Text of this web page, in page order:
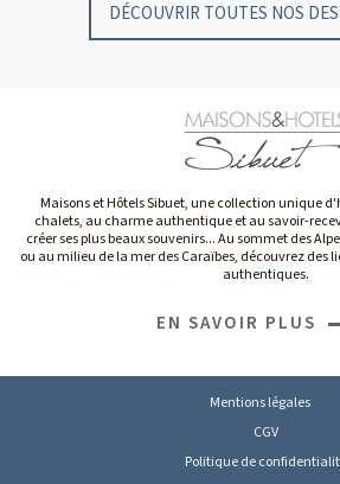
DÉCOUVRIR TOUTES NOS
Maisons et Hôtels Sibuet, une collection unique
chalets, au charme authentique et au savoir-
créer ses plus beaux souvenirs... Au sommet des
ou au milieu de la mer des Caraïbes, découvrez des
authentiques.
EN SAVOIR PLUS
Mentions légales
CGV
Politique de